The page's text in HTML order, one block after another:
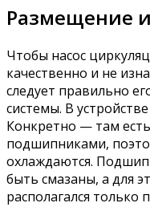
Размещение и
Чтобы насос
качественно и не
следует правильно
системы. В
Конкретно — там
подшипниками,
охлаждаются.
быть смазаны, а для
располагался только